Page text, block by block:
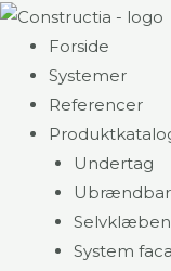
Gå
indholdet
Forside
Systemer
Referencer
Undertag
System